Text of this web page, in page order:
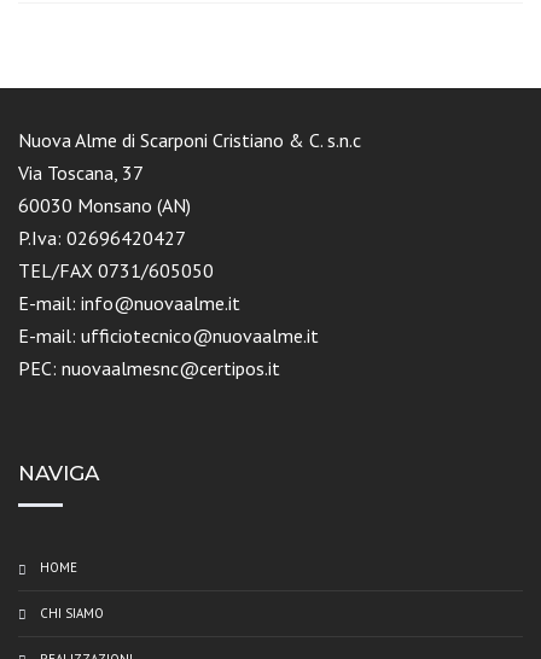
Nuova Alme di Scarponi Cristiano & C. s.n.c
Via Toscana, 37
60030 Monsano (AN)
P.Iva: 02696420427
TEL/FAX 0731/605050
E-mail: info@nuovaalme.it
E-mail: ufficiotecnico@nuovaalme.it
PEC: nuovaalmesnc@certipos.it
NAVIGA
HOME
CHI SIAMO